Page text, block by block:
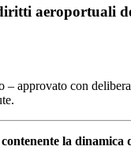
aeroportuali
approvato con
la